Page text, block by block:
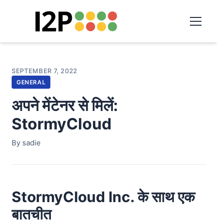
SEPTEMBER 7, 2022
GENERAL
अपने मेंटेनर से मिलें:
StormyCloud
By sadie
StormyCloud Inc. के साथ एक
बातचीत